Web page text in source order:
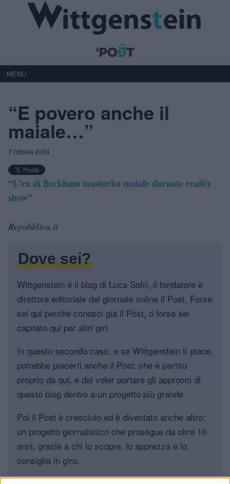
MENU
“E povero anche il
maiale…”
7 Ottobre 2004
“L’ex di Beckham masturba maiale durante reality
show”
Repubblica.it
Dove sei?
Wittgenstein è il blog di Luca Sofri, il fondatore e
direttore editoriale del giornale online il Post. Forse
sei qui perché conosci già il Post, o forse sei
capitato qui per altri giri.
In questo secondo caso, e se Wittgenstein ti piace,
potrebbe piacerti anche il Post: che è partito
proprio da qui, e dal voler portare gli approcci di
questo blog dentro a un progetto più grande.
Poi il Post è cresciuto ed è diventato anche altro:
un progetto giornalistico che prosegue da oltre 16
anni, grazie a chi lo scopre, lo apprezza e lo
consiglia in giro.